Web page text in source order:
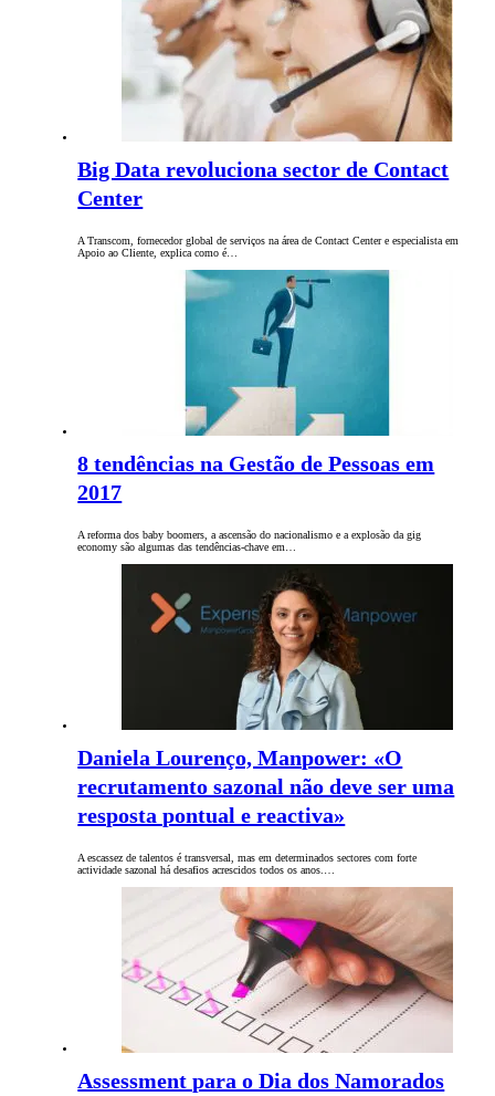
Big Data revoluciona sector de Contact
Center
A Transcom, fornecedor global de serviços na área de Contact Center e especialista em
Apoio ao Cliente, explica como é…
8 tendências na Gestão de Pessoas em
2017
A reforma dos baby boomers, a ascensão do nacionalismo e a explosão da gig
economy são algumas das tendências-chave em…
Daniela Lourenço, Manpower: «O
recrutamento sazonal não deve ser uma
resposta pontual e reactiva»
A escassez de talentos é transversal, mas em determinados sectores com forte
actividade sazonal há desafios acrescidos todos os anos.…
Assessment para o Dia dos Namorados